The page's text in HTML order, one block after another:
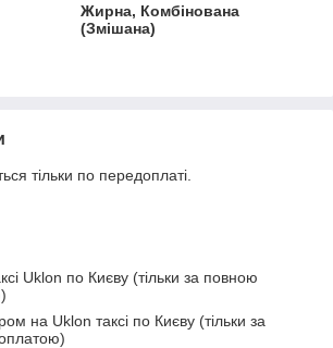
Жирна, Комбінована
(Змішана)
тільки по передоплаті.
Uklon по Києву (тільки за повною
на Uklon таксі по Києву (тільки за